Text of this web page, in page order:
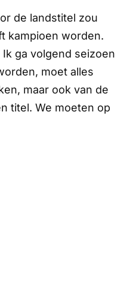
de landstitel zou
kampioen worden.
ga volgend seizoen
moet alles
maar ook van de
titel. We moeten op